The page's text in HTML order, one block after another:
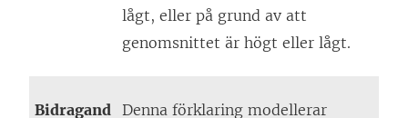
lågt, eller på grund av att
genomsnittet är högt eller lågt.
Bidragand Denna förklaring modellerar